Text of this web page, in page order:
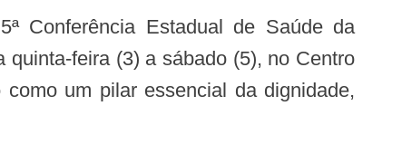
quinta-feira (3) a sábado (5), no Centro
um pilar essencial da dignidade,